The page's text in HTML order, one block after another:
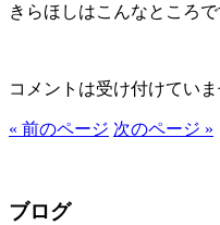
きらほしはこんなところで
コメントは受け付けていま
« 前のページ 次のページ »
ブログ